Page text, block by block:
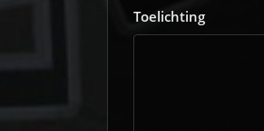
Toelichting